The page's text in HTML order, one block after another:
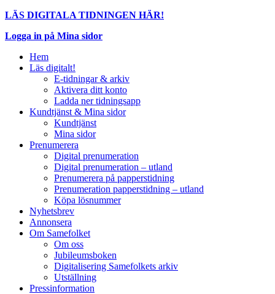
LÄS DIGITALA TIDNINGEN HÄR!
Logga in på Mina sidor
Hem
Läs digitalt!
E-tidningar & arkiv
Aktivera ditt konto
Ladda ner tidningsapp
Kundtjänst & Mina sidor
Kundtjänst
Mina sidor
Prenumerera
Digital prenumeration
Digital prenumeration – utland
Prenumerera på papperstidning
Prenumeration papperstidning – utland
Köpa lösnummer
Nyhetsbrev
Annonsera
Om Samefolket
Om oss
Jubileumsboken
Digitalisering Samefolkets arkiv
Utställning
Pressinformation